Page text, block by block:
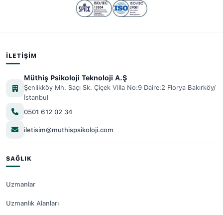
İLETIŞIM
Müthiş Psikoloji Teknoloji A.Ş
Şenlikköy Mh. Saçı Sk. Çiçek Villa No:9 Daire:2 Florya Bakırköy/
İstanbul
0501 612 02 34
iletisim@muthispsikoloji.com
SAĞLIK
Uzmanlar
Uzmanlık Alanları